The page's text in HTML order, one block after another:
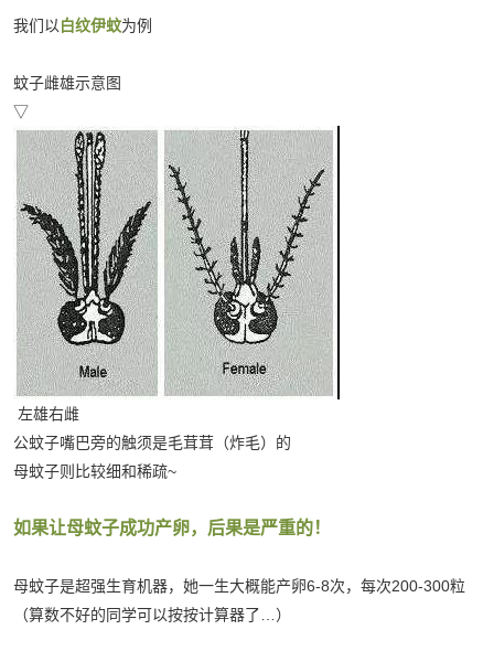
我们以 白纹伊蚊为例
蚊子雌雄示意图
▽
左雄右雌
公蚊子嘴巴旁的触须是毛茸茸（炸毛）的
母蚊子则比较细和稀疏~
如果让母蚊子成功产卵，后果是严重的！
母蚊子是超强生育机器，她一生大概能产卵6-8次，每次200-300粒
（算数不好的同学可以按按计算器了…）